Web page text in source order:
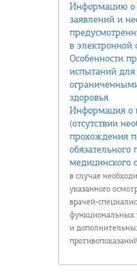
Информацию о
заявлений и
в электронной
Особенности
испытаний
здоровья
Информация о
(отсутствии
прохождения
обязательного
медицинского
в случае
указанного
врачей-
функциональных
и